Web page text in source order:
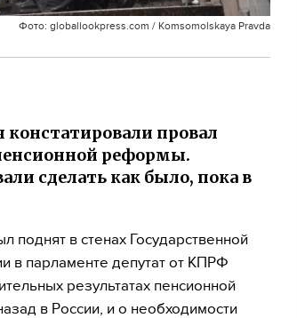
Фото: globallookpress.com / Komsomolskaya Pravda
констатировали провал
реформы.
сделать как было, пока в
в стенах Государственной
в парламенте депутат от КПРФ
результатах пенсионной
в России, и о необходимости